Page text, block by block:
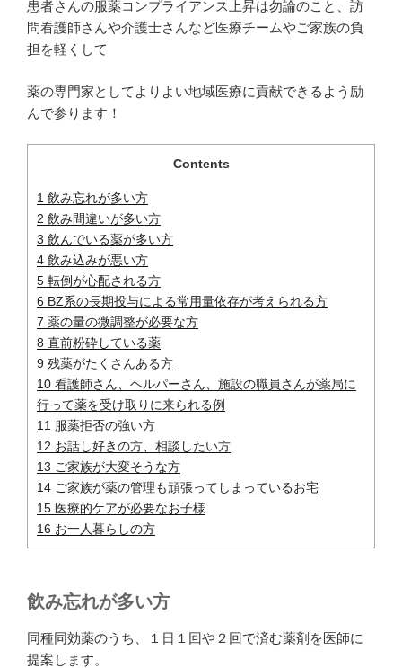
患者さんの服薬コンプライアンス上昇は勿論のこと、訪
問看護師さんや介護士さんなど医療チームやご家族の負
担を軽くして
薬の専門家としてよりよい地域医療に貢献できるよう励
んで参ります！
Contents
1 飲み忘れが多い方
2 飲み間違いが多い方
3 飲んでいる薬が多い方
4 飲み込みが悪い方
5 転倒が心配される方
6 BZ系の長期投与による常用量依存が考えられる方
7 薬の量の微調整が必要な方
8 直前粉砕している薬
9 残薬がたくさんある方
10 看護師さん、ヘルパーさん、施設の職員さんが薬局に
行って薬を受け取りに来られる例
11 服薬拒否の強い方
12 お話し好きの方、相談したい方
13 ご家族が大変そうな方
14 ご家族が薬の管理も頑張ってしまっているお宅
15 医療的ケアが必要なお子様
16 お一人暮らしの方
飲み忘れが多い方
同種同効薬のうち、１日１回や２回で済む薬剤を医師に
提案します。